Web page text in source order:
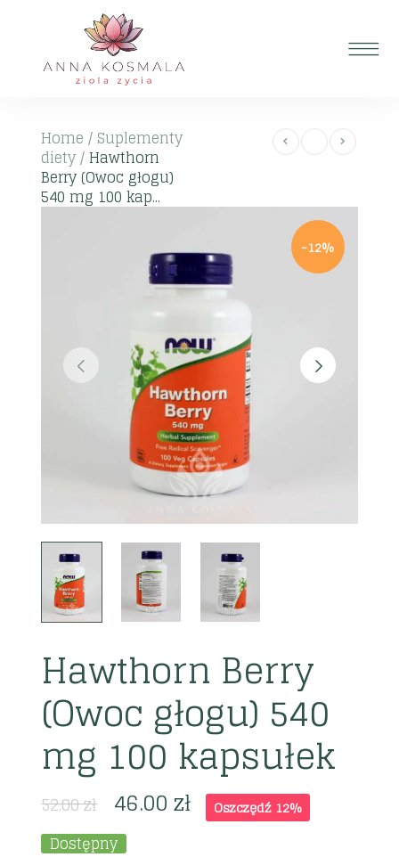
Home / Suplementy
diety/ Hawthorn
Berry (Owoc głogu)
540 mg 100 kap...
-12%
Hawthorn Berry
(Owoc głogu) 540
mg 100 kapsułek
52.00zł 46.00zł Oszczędź 12%
Dostępny